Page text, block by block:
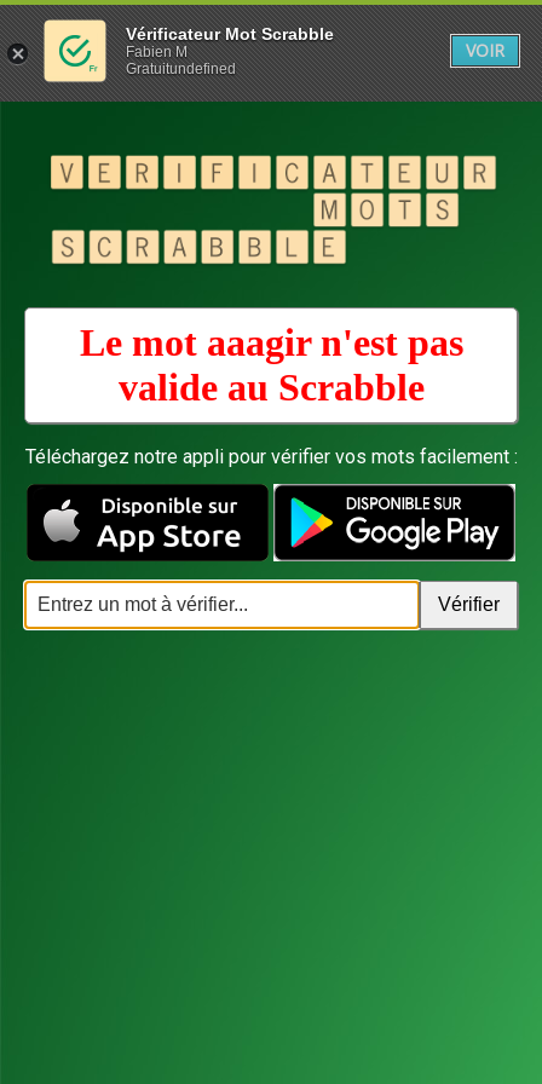
Le mot aaagir n'est pas
valide au Scrabble
Téléchargez notre appli pour vérifier vos mots facilement :
Vérificateur Mot Scrabble
Fabien M
Gratuitundefined
VOIR